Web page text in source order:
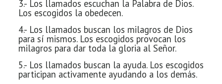
3.- Los llamados escuchan la Palabra de Dios.
Los escogidos la obedecen.
4.- Los llamados buscan los milagros de Dios
para sí mismos. Los escogidos provocan los
milagros para dar toda la gloria al Señor.
5.- Los llamados buscan la ayuda. Los escogidos
participan activamente ayudando a los demás.